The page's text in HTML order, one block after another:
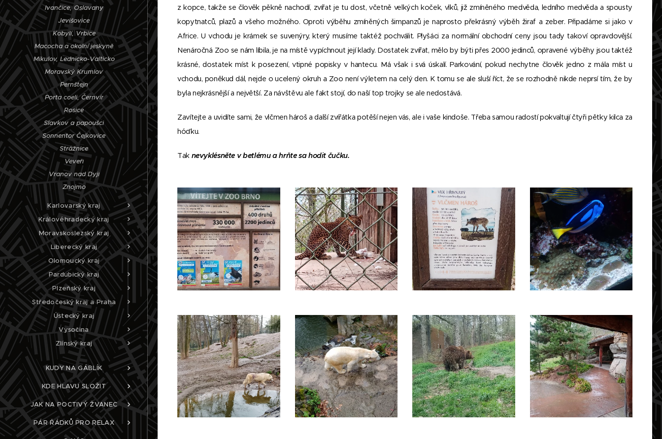
Ivančice, Oslavany
Jevišovice
Kobylí, Vrbice
Macocha a okolní jeskyně
Mikulov, Lednicko-Valticko
Moravský Krumlov
Pernštejn
Porta coeli, Černvír
Rosice
Slavkov a papoušci
Sonnentor Čejkovice
Strážnice
Veveří
Vranov nad Dyjí
Znojmo
Karlovarský kraj
Královéhradecký kraj
Moravskoslezský kraj
Liberecký kraj
Olomoucký kraj
Pardubický kraj
Plzeňský kraj
Středočeský kraj a Praha
Ústecký kraj
Vysočina
Zlínský kraj
KUDY NA GÁBLÍK
KDE HLAVU SLOŽIT
JAK NA POCTIVÝ ŽVANEC
PÁR ŘÁDKŮ PRO RELAX
z kopce, takže se člověk pěkně nachodí, zvířat je tu dost, včetně velkých koček, vlků, již zmíněného medvěda, ledního medvěda a spousty
kopytnatců, plazů a všeho možného. Oproti výběhu zmíněných šimpanzů je naprosto překrásný výběh žiraf a zeber. Připadáme si jako v
Africe. U vchodu je krámek se suvenýry, který musíme taktéž pochválit. Plyšáci za normální obchodní ceny jsou tady takoví opravdovější.
Nenáročná Zoo se nám líbila, je na místě vypíchnout její klady. Dostatek zvířat, mělo by býti přes 2000 jedinců, opravené výběhy jsou taktéž
krásné, dostatek míst k posezení, vtipné popisky v hantecu. Má však i svá úskalí. Parkování, pokud nechytne člověk jedno z mála míst u
vchodu, poněkud dál, nejde o ucelený okruh a Zoo není výletem na celý den. K tomu se ale sluší říct, že se rozhodně nikde neprsí tím, že by
byla nejkrásnější a největší. Za návštěvu ale fakt stojí, do naší top trojky se ale nedostává.
Zavítejte a uvidíte sami, že vlčmen hároš a další zvířátka potěší nejen vás, ale i vaše kindoše. Třeba samou radostí pokvaltují čtyři pětky kilca za
hóďku.
Tak nevyklésněte v betlému a hrňte sa hodit čučku.